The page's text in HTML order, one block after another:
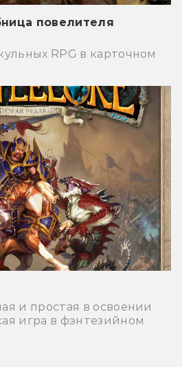
повелителя
RPG в карточном
и простая в освоении
игра в фэнтезийном